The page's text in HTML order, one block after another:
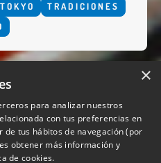
TOKYO
TRADICIONES
SOMOS
×
para analizar nuestros
con tus preferencias en
tus hábitos de navegación (por
obtener más información y
de cookies.